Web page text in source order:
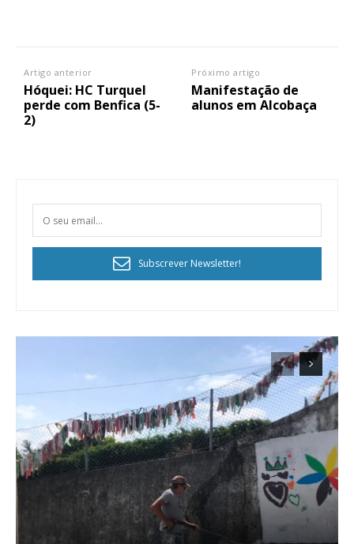
Artigo anterior
Hóquei: HC Turquel
perde com Benfica (5-
2)
Próximo artigo
Manifestação de
alunos em Alcobaça
Subscrever Newsletter!